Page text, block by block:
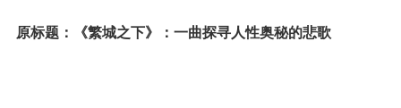
原标题：《繁城之下》：一曲探寻人性奥秘的悲歌